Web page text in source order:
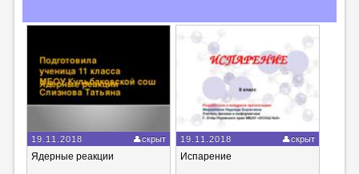
19.11.2018 скрыт
Ядерные реакции
19.11.2018 скрыт
Испарение